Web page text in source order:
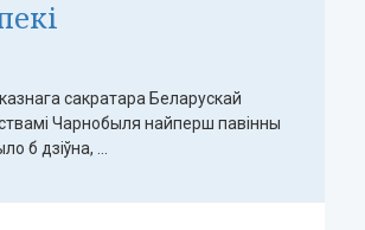
сакратара Беларускай
Чарнобыля найперш павінны
б дзіўна, ...